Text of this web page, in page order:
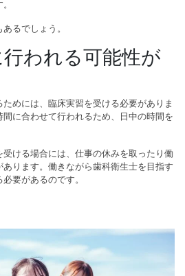
るでしょう。
われる可能性が
めには、臨床実習を受ける必要がありま
に合わせて行われるため、日中の時間を
ける場合には、仕事の休みを取ったり働
ります。働きながら歯科衛生士を目指す
要があるのです。